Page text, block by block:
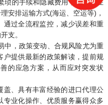
的手续和隐藏费用，优鼎嘉在
安排运输方式(海运、空运等)，
通过全流程监控，减少误差和重
支。
，政策变动、合规风险尤为重
户提供最新的政策解读，提前规
的应急方案，从而应对突发状
、具有丰富经验的进口代理公
业化操作、优质服务赢得众多